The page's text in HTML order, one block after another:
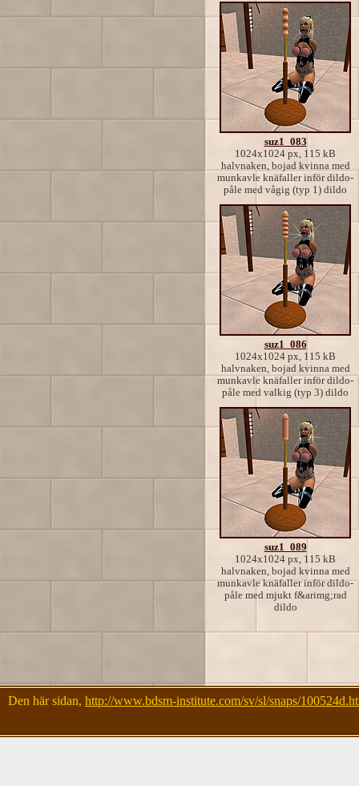
suz1_083
1024x1024 px, 115 kB
halvnaken, bojad kvinna med
munkavle knäfaller inför dildo-
påle med vågig (typ 1) dildo
suz1_086
1024x1024 px, 115 kB
halvnaken, bojad kvinna med
munkavle knäfaller inför dildo-
påle med valkig (typ 3) dildo
suz1_089
1024x1024 px, 115 kB
halvnaken, bojad kvinna med
munkavle knäfaller inför dildo-
påle med mjukt f&arimg;rad
dildo
Den här sidan, http://www.bdsm-institute.com/sv/sl/snaps/